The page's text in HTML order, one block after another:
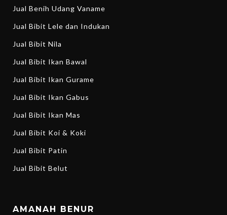
Jual Benih Udang Vaname
Jual Bibit Lele dan Indukan
Jual Bibit Nila
Jual Bibit Ikan Bawal
Jual Bibit Ikan Gurame
Jual Bibit Ikan Gabus
Jual Bibit Ikan Mas
Jual Bibit Koi & Koki
Jual Bibit Patin
Jual Bibit Belut
AMANAH BENUR